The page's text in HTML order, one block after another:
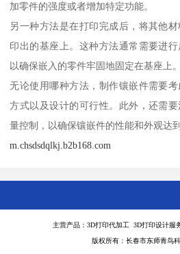
加零件的强度或者增加特定功能。
另一种方法是在打印完成后，将其他
印出的基座上。这种方法通常需要进
以确保嵌入的零件牢固地固定在基座上。
无论使用哪种方法，制作镶嵌件需要
方式以及设计的可行性。此外，还需
量控制，以确保镶嵌件的性能和外观达
m.chsdsdqlkj.b2b168.com
主营产品：3D打印代加工 3D打印设计服
版权所有：长春市东师青鸟